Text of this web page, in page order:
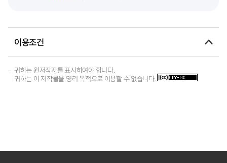
이용조건
귀하는 원저작자를 표시하여야 합니다.
귀하는 이 저작물을 영리 목적으로 이용할 수 없습니다.